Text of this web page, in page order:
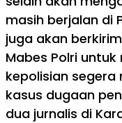
masih berjalan di
juga akan
Mabes Polri
kepolisian
kasus dugaan
dua jurnalis di